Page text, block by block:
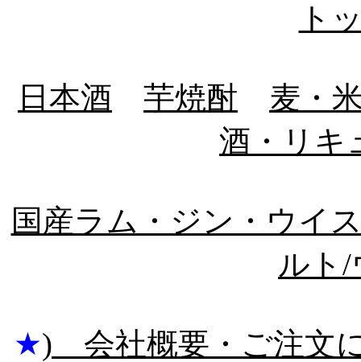
ト
日本酒 芋焼酎
麦・
酒・リキ
国産ラム・ジン・ウイ
ルト/
★) 会社概要・ご注文